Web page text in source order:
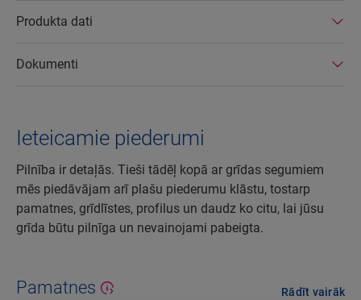
Produkta dati
Dokumenti
Ieteicamie piederumi
Pilnība ir detaļās. Tieši tādēļ kopā ar grīdas segumiem
mēs piedāvājam arī plašu piederumu klāstu, tostarp
pamatnes, grīdlīstes, profilus un daudz ko citu, lai jūsu
grīda būtu pilnīga un nevainojami pabeigta.
Pamatnes Rādīt vairāk